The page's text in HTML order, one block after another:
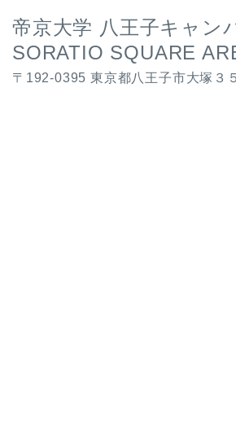
帝京大学 八王子キャン
SORATIO SQUARE
〒192-0395 東京都八王子市大塚３